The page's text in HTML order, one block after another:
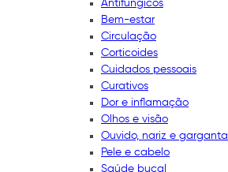
Antifúngicos
Bem-estar
Circulação
Corticoides
Cuidados pessoais
Curativos
Dor e inflamação
Olhos e visão
Ouvido, nariz e garganta
Pele e cabelo
Saúde bucal